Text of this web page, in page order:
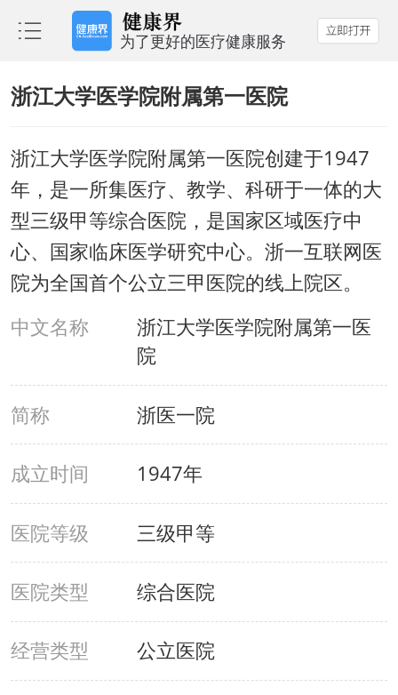
浙江大学医学院附属第一医院
浙江大学医学院附属第一医院创建于1947
年，是一所集医疗、教学、科研于一体的大
型三级甲等综合医院，是国家区域医疗中
心、国家临床医学研究中心。浙一互联网医
院为全国首个公立三甲医院的线上院区。
中文名称
浙江大学医学院附属第一医
院
简称 浙医一院
成立时间 1947年
医院等级 三级甲等
医院类型 综合医院
经营类型 公立医院